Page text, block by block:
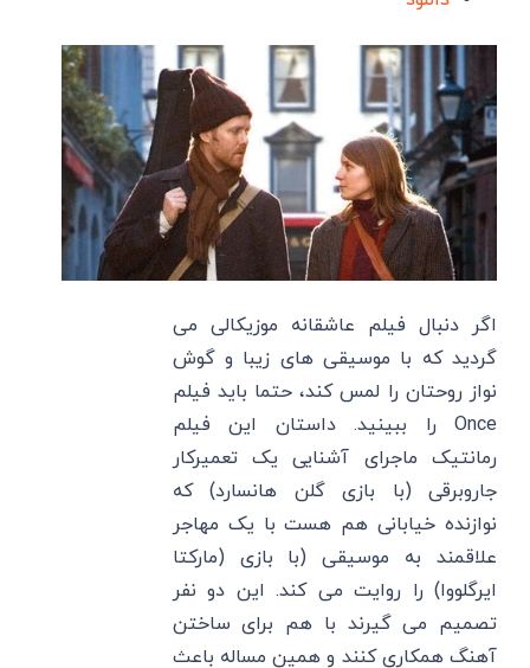
اگر دنبال فیلم عاشقانه موزیکالی می
گردید که با موسیقی های زیبا و گوش
نواز روحتان را لمس کند، حتما باید فیلم
Once را ببینید. داستان این فیلم
رمانتیک ماجرای آشنایی یک تعمیرکار
جاروبرقی (با بازی گلن هانسارد) که
نوازنده خیابانی هم هست با یک مهاجر
علاقمند به موسیقی (با بازی (مارکتا
ایرگلووا) را روایت می کند. این دو نفر
تصمیم می گیرند با هم برای ساختن
آهنگ همکاری کنند و همین مساله باعث